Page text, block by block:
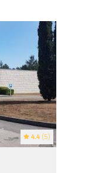
4.4 (5)